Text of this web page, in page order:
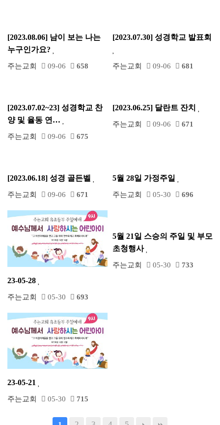
[2023.08.06] 남이 보는 나는
누구인가요?
주는교회 09-06 658
[2023.07.30] 성경학교 발표회
주는교회 09-06 681
[2023.07.02~23] 성경학교 찬
양 및 율동 연…
주는교회 09-06 675
[2023.06.25] 달란트 잔치
주는교회 09-06 671
[2023.06.18] 성경 골든벨
주는교회 09-06 671
5월 28일 가정주일
주는교회 05-30 696
23-05-28
주는교회 05-30 693
5월 21일 스승의 주일 및 부모
초청행사
주는교회 05-30 733
23-05-21
주는교회 05-30 715